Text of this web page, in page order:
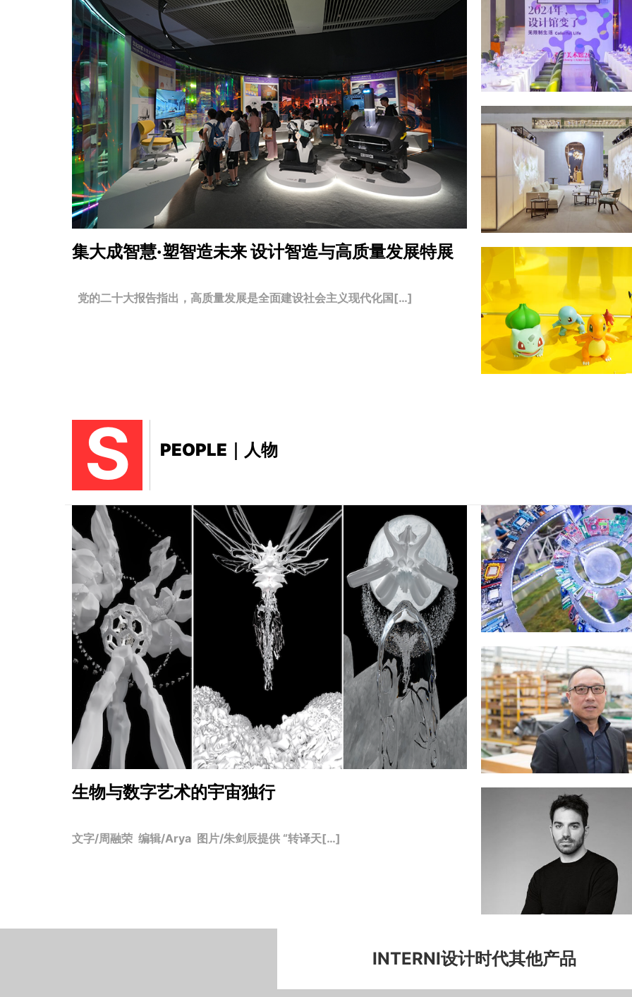
集大成智慧·塑智造未来设计智造与高质量发展特展
党的二十大报告指出，高质量发展是全面建设社会主义现代化国[…]
S PEOPLE｜人物
生物与数字艺术的宇宙独行
文字/周融荣 编辑/Arya 图片/朱剑辰提供 “转译天[…]
INTERNI设计时代其他产品